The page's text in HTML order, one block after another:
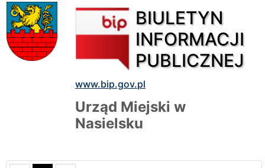
BIULETYN
INFORMACJI
PUBLICZNEJ
www.bip.gov.pl
Urząd Miejski w
Nasielsku